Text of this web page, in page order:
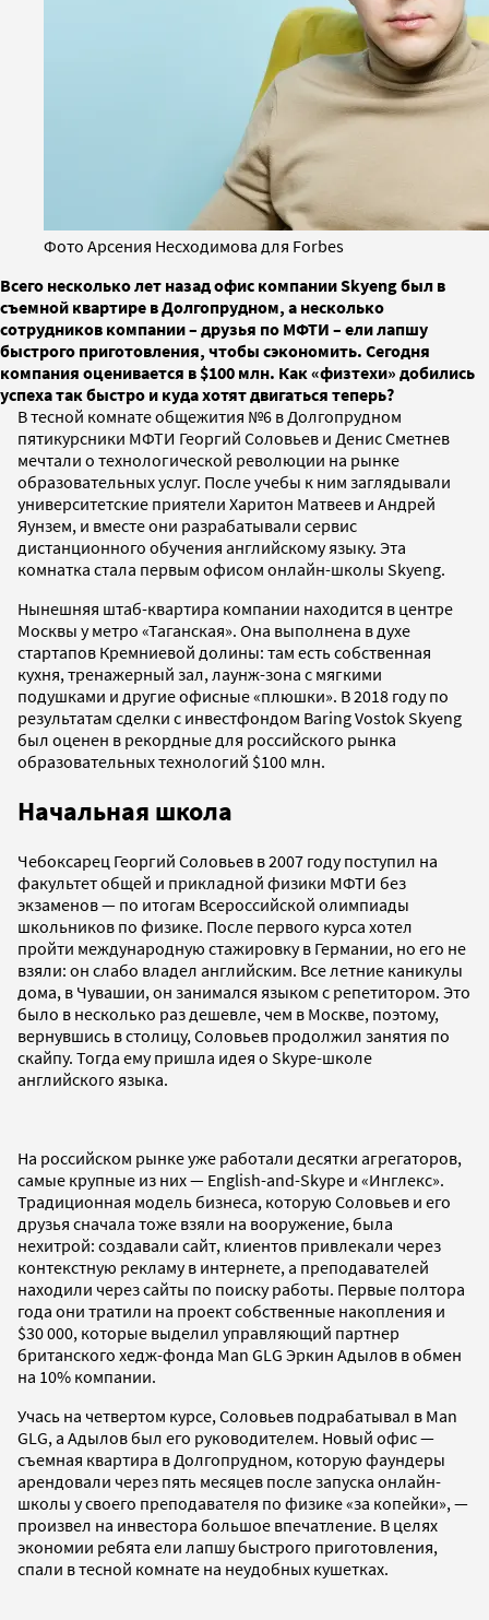
Фото Арсения Несходимова для Forbes
Всего несколько лет назад офис компании Skyeng был в
съемной квартире в Долгопрудном, а несколько
сотрудников компании – друзья по МФТИ – ели лапшу
быстрого приготовления, чтобы сэкономить. Сегодня
компания оценивается в $100 млн. Как «физтехи» добились
успеха так быстро и куда хотят двигаться теперь?
В тесной комнате общежития №6 в Долгопрудном
пятикурсники МФТИ Георгий Соловьев и Денис Сметнев
мечтали о технологической революции на рынке
образовательных услуг. После учебы к ним заглядывали
университетские приятели Харитон Матвеев и Андрей
Яунзем, и вместе они разрабатывали сервис
дистанционного обучения английскому языку. Эта
комнатка стала первым офисом онлайн-школы Skyeng.
Нынешняя штаб-квартира компании находится в центре
Москвы у метро «Таганская». Она выполнена в духе
стартапов Кремниевой долины: там есть собственная
кухня, тренажерный зал, лаунж-зона с мягкими
подушками и другие офисные «плюшки». В 2018 году по
результатам сделки с инвестфондом Baring Vostok Skyeng
был оценен в рекордные для российского рынка
образовательных технологий $100 млн.
Начальная школа
Чебоксарец Георгий Соловьев в 2007 году поступил на
факультет общей и прикладной физики МФТИ без
экзаменов — по итогам Всероссийской олимпиады
школьников по физике. После первого курса хотел
пройти международную стажировку в Германии, но его не
взяли: он слабо владел английским. Все летние каникулы
дома, в Чувашии, он занимался языком с репетитором. Это
было в несколько раз дешевле, чем в Москве, поэтому,
вернувшись в столицу, Соловьев продолжил занятия по
скайпу. Тогда ему пришла идея о Skype-школе
английского языка.
На российском рынке уже работали десятки агрегаторов,
самые крупные из них — English-and-Skype и «Инглекс».
Традиционная модель бизнеса, которую Соловьев и его
друзья сначала тоже взяли на вооружение, была
нехитрой: создавали сайт, клиентов привлекали через
контекстную рекламу в интернете, а преподавателей
находили через сайты по поиску работы. Первые полтора
года они тратили на проект собственные накопления и
$30 000, которые выделил управляющий партнер
британского хедж-фонда Man GLG Эркин Адылов в обмен
на 10% компании.
Учась на четвертом курсе, Соловьев подрабатывал в Man
GLG, а Адылов был его руководителем. Новый офис —
съемная квартира в Долгопрудном, которую фаундеры
арендовали через пять месяцев после запуска онлайн-
школы у своего преподавателя по физике «за копейки», —
произвел на инвестора большое впечатление. В целях
экономии ребята ели лапшу быстрого приготовления,
спали в тесной комнате на неудобных кушетках.